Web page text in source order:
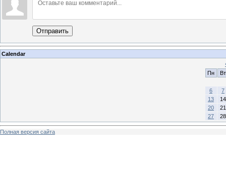
Отправить
Calendar
Пн
Вт
6
7
13
14
20
21
27
28
Полная версия сайта